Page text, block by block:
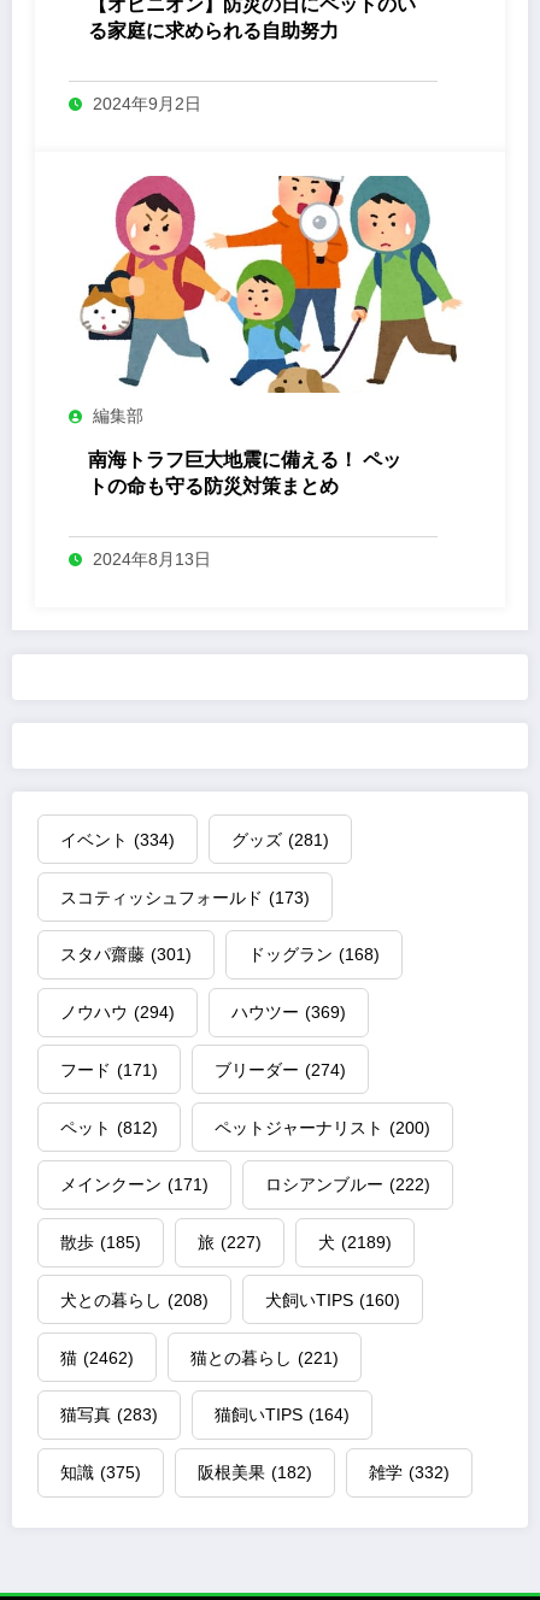
【オピニオン】防災の日にペットのい
る家庭に求められる自助努力
2024年9月2日
編集部
南海トラフ巨大地震に備える！ ペッ
トの命も守る防災対策まとめ
2024年8月13日
イベント (334) グッズ (281)
スコティッシュフォールド (173)
スタパ齋藤 (301) ドッグラン (168)
ノウハウ (294) ハウツー (369)
フード (171) ブリーダー (274)
ペット (812) ペットジャーナリスト (200)
メインクーン (171) ロシアンブルー (222)
散歩 (185) 旅 (227) 犬 (2189)
犬との暮らし (208) 犬飼いTIPS (160)
猫 (2462) 猫との暮らし (221)
猫写真 (283) 猫飼いTIPS (164)
知識 (375) 阪根美果 (182) 雑学 (332)